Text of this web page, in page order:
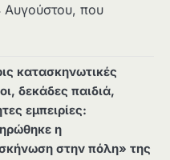
Αυγούστου, που
κατασκηνωτικές
δεκάδες παιδιά,
εμπειρίες:
η
στην πόλη» της